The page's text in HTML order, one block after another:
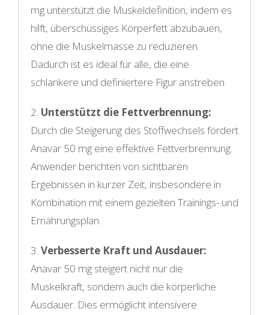
mg unterstützt die Muskeldefinition, indem es
hilft, überschüssiges Körperfett abzubauen,
ohne die Muskelmasse zu reduzieren.
Dadurch ist es ideal für alle, die eine
schlankere und definiertere Figur anstreben.
2. Unterstützt die Fettverbrennung:
Durch die Steigerung des Stoffwechsels fördert
Anavar 50 mg eine effektive Fettverbrennung.
Anwender berichten von sichtbaren
Ergebnissen in kurzer Zeit, insbesondere in
Kombination mit einem gezielten Trainings- und
Ernährungsplan.
3. Verbesserte Kraft und Ausdauer:
Anavar 50 mg steigert nicht nur die
Muskelkraft, sondern auch die körperliche
Ausdauer. Dies ermöglicht intensivere